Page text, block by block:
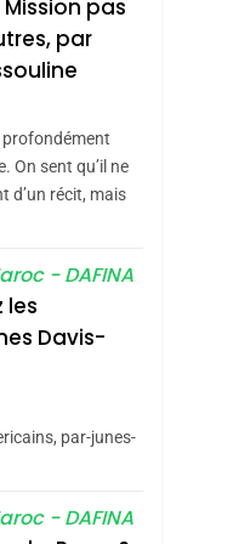
Amandes
Le Miel
Produits
–
Loya
Je
Mission pas
par
On sent qu’il ne
d’un récit, mais
- DAFINA
les
Davis-
par-junes-
- DAFINA